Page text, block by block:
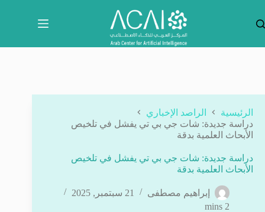
المحتوى
الرئيسية
الراصد الإخباري
دراسة جديدة: شات جي بي تي يفشل في تلخيص
الأبحاث العلمية بدقة
دراسة جديدة: شات جي بي تي يفشل في تلخيص
الأبحاث العلمية بدقة
إبراهيم مصطفى
21 سبتمبر, 2025
2 mins